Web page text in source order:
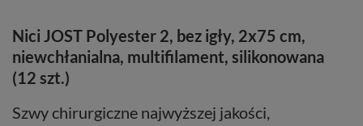
Nici JOST Polyester 2, bez igły, 2x75 cm,
niewchłanialna, multifilament, silikonowana
(12 szt.)
Szwy chirurgiczne najwyższej jakości,